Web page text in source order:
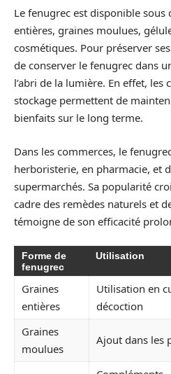
Le fenugrec est disponible
entières, graines moulues,
cosmétiques. Pour préserver
de conserver le fenugrec dans
l’abri de la lumière. En effet, les
stockage permettent de
bienfaits sur le long terme.
Dans les commerces, le
herboristerie, en pharmacie, et
supermarchés. Sa popularité
cadre des remèdes naturels et
témoigne de son efficacité
Forme de
fenugrec
Utilisation
Graines
entières
Utilisation en
décoction
Graines
moulues
Ajout dans les